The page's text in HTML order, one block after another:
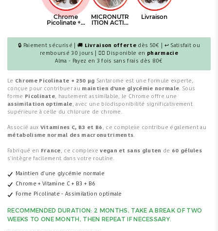
🔒 Paiement sécurisé | 🚚 Livraison offerte dès 50€ | ↩ Satisfait ou
remboursé 30 jours | 👩‍⚕️ Disponible en pharmacie
Alma - Payez en 3 fois sans frais dès 80€
Le Chrome Picolinate + 250 µg Santarome est une formule experte,
conçue pour contribuer au maintien d'une glycémie normale. Sous
forme
Picolinate, hautement assimilable, le Chrome offre une
assimilation optimale, avec une biodisponibilité significativement
supérieure à celle du chlorure de chrome.
Associé aux Vitamines C, B3 et B6 , ce complexe contribue également au
métabolisme normal des macronutriments.
Fabriqué en France, ce complexevegan et sans gluten de 60 gélules
s'intègre facilement dans votre routine.
Maintien d'une glycémie normale
Chrome + Vitamine C + B3 + B6
Forme Picolinate - Assimilation optimale
RECOMMENDED DURATION: 2 MONTHS, TAKE A BREAK OF TWO
WEEKS TO ONE MONTH, THEN REPEAT IF NECESSARY.